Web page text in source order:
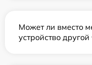
Может ли вместо
устройство другой